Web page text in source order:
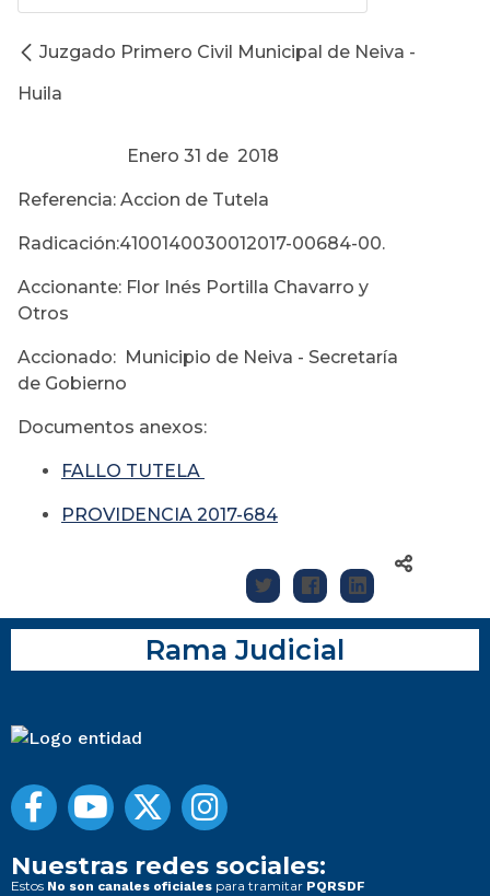
Juzgado Primero Civil Municipal de Neiva -
Huila
Enero 31 de 2018
Referencia: Accion de Tutela
Radicación:4100140030012017-00684-00.
Accionante: Flor Inés Portilla Chavarro y
Otros
Accionado: Municipio de Neiva - Secretaría
de Gobierno
Documentos anexos:
FALLO TUTELA
PROVIDENCIA 2017-684
Rama Judicial
Nuestras redes sociales:
Estos No son canales oficiales para tramitar PQRSDF